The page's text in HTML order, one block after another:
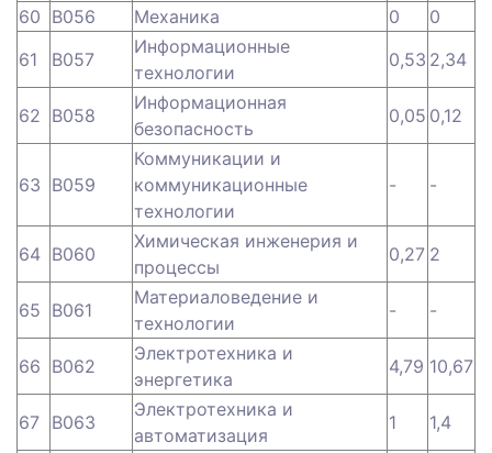
60 B056 Механика 0
0
61
B057
Информационные
технологии
0,53 2,34
62 B058
Информационная
безопасность
0,05 0,12
63 B059
Коммуникации и
коммуникационные
технологии
- -
64 B060
Химическая инженерия и
процессы
0,27 2
65 B061
Материаловедение и
технологии
- -
66 B062
Электротехника и
энергетика
4,79 10,67
67 B063
Электротехника и
автоматизация
1 1,4